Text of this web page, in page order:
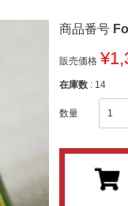
商品番号
販売価格 ¥
在庫数 14